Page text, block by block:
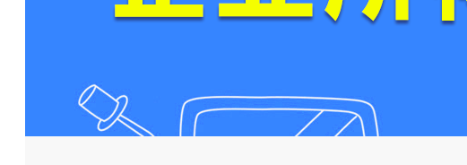
146****1537 刚刚购买了该课程
185****4548 刚刚购买了该课程